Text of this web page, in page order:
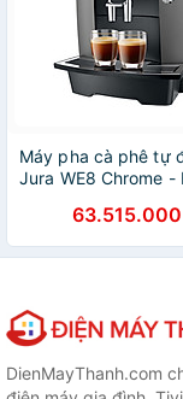
Máy pha cà phê tự
Jura WE8 Chrome -
DienMayThanh.com